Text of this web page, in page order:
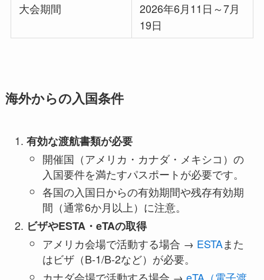
大会期間
2026年6月11日～7月
19日
海外からの入国条件
有効な渡航書類が必要
開催国（アメリカ・カナダ・メキシコ）の
入国要件を満たすパスポートが必要です。
各国の入国日からの有効期間や残存有効期
間（通常6か月以上）に注意。
ビザやESTA・eTAの取得
アメリカ会場で活動する場合 → ESTAまた
はビザ（B-1/B-2など）が必要。